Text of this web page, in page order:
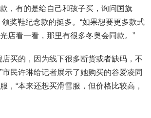
，有的是给自己和孩子买，询问国旗
奖鞋纪念款的挺多。“如果想要更多款式
店看一看，那里有很多冬奥会同款。”
买的，因为线下很多断货或者缺码，不
市民许琳给记者展示了她购买的谷爱凌同
，“本来还想买滑雪服，但价格比较高，